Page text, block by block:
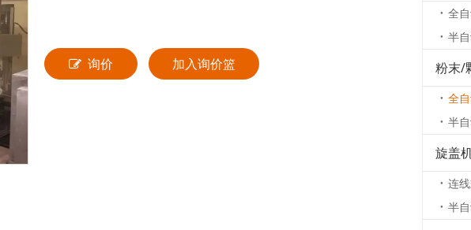
询价 加入询价篮
全
半
粉末/
全
半
旋盖
连
半